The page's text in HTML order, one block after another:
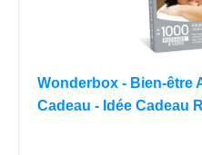
Wonderbox - Bien-être
Cadeau - Idée Cadeau